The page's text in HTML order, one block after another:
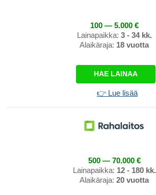
100 — 5.000 €
Lainapaikka: 3 - 34 kk.
Alaikäraja: 18 vuotta
HAE LAINAA
👉 Lue lisää
500 — 70.000 €
Lainapaikka: 12 - 180 kk.
Alaikäraja: 20 vuotta